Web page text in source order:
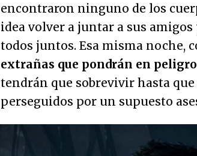
encontraron ninguno de los
idea volver a juntar a sus
todos juntos. Esa misma noche,
extrañas que pondrán en peligro
tendrán que sobrevivir hasta
perseguidos por un supuesto